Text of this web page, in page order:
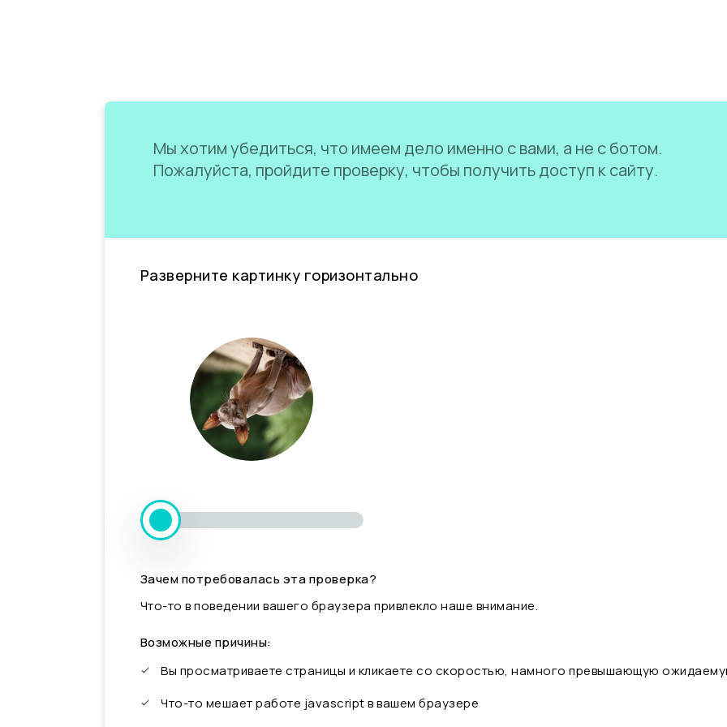
Мы хотим убедиться, что имеем дело именно с вами, а не с ботом.
Пожалуйста, пройдите проверку, чтобы получить доступ к сайту.
Разверните картинку горизонтально
Зачем потребовалась эта проверка?
Что-то в поведении вашего браузера привлекло наше внимание.
Возможные причины:
Вы просматриваете страницы и кликаете со скоростью, намного превышающую
Что-то мешает работе javascript в вашем браузере